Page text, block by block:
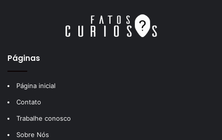
Páginas
Página inicial
Contato
Trabalhe conosco
Sobre Nós